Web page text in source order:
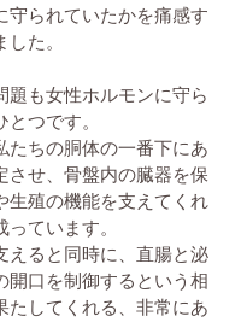
守られていたかを痛感す
た。
題も女性ホルモンに守ら
つです。
たちの胴体の一番下にあ
させ、骨盤内の臓器を保
生殖の機能を支えてくれ
ています。
えると同時に、直腸と泌
開口を制御するという相
たしてくれる、非常にあ